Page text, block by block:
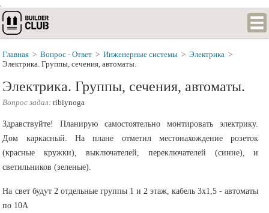
.
Главная > Вопрос - Ответ > Инженерные системы > Электрика >
Электрика. Группы, сечения, автоматы.
Электрика. Группы, сечения, автоматы.
Вопрос задал: ribiynoga
Здравствуйте! Планирую самостоятельно монтировать электрику.
Дом каркасный. На плане отметил местонахождение розеток
(красные кружки), выключателей, переключателей (синие), и
светильников (зеленые).
На свет будут 2 отдельные группы 1 и 2 этаж, кабель 3х1,5 - автоматы
по 10А